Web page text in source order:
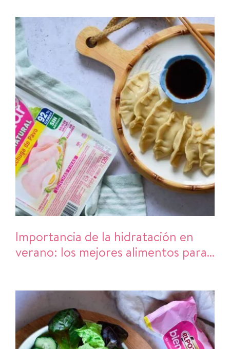
Importancia de la hidratación en
verano: los mejores alimentos para